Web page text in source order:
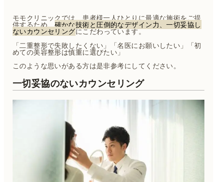
モモクリニックでは、患者様一人ひとりに最適な施術をご提
供するため、確かな技術と圧倒的なデザイン力、一切妥協し
ないカウンセリングにこだわっています。
「二重整形で失敗したくない」「名医にお願いしたい」「初
めての美容整形は慎重に選びたい」
このような思いがある方は是非参考にしてください。
一切妥協のないカウンセリング